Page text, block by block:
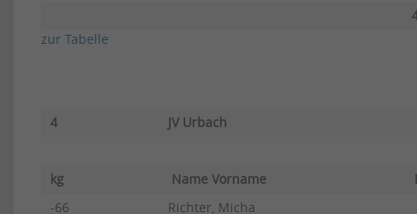
zur Tabelle
4 JV Urbach
kg Name Vorname
-66
Richter, Micha